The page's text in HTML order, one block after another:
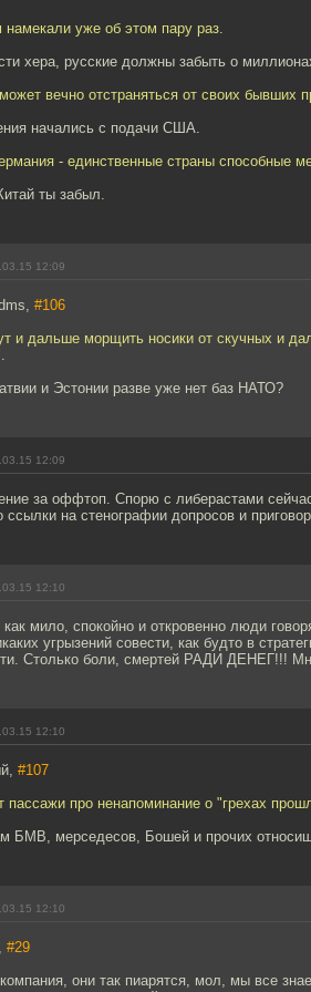
уже об этом пару раз.
хера, русские должны забыть о
вечно отстраняться от своих бывших
начались с подачи США.
- единственные страны способные
ты забыл.
12:09
#106
и дальше морщить носики от скучных и
и Эстонии разве уже нет баз НАТО?
12:09
за оффтоп. Спорю с либерастами
ссылки на стенографии допросов и
12:10
мило, спокойно и откровенно люди
угрызений совести, как будто в
Столько боли, смертей РАДИ ДЕНЕГ!!!
12:10
#107
пассажи про ненапоминание о "грехах
БМВ, мерседесов, Бошей и прочих
12:10
#29
они так пиарятся, мол, мы все